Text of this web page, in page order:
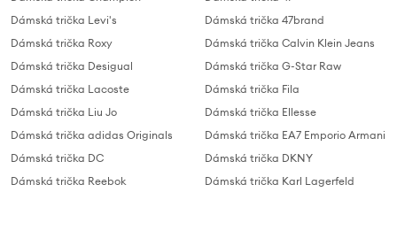
Dámská trička Levi's
Dámská trička Roxy
Dámská trička Desigual
Dámská trička Lacoste
Dámská trička Liu Jo
Dámská trička adidas Originals
Dámská trička DC
Dámská trička Reebok
Dámská trička 47brand
Dámská trička Calvin Klein Jeans
Dámská trička G-Star Raw
Dámská trička Fila
Dámská trička Ellesse
Dámská trička EA7 Emporio Armani
Dámská trička DKNY
Dámská trička Karl Lagerfeld